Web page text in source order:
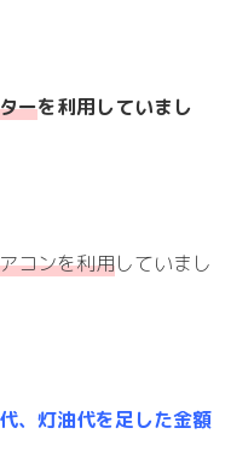
ーを利用していまし
コンを利用していまし
、灯油代を足した金額